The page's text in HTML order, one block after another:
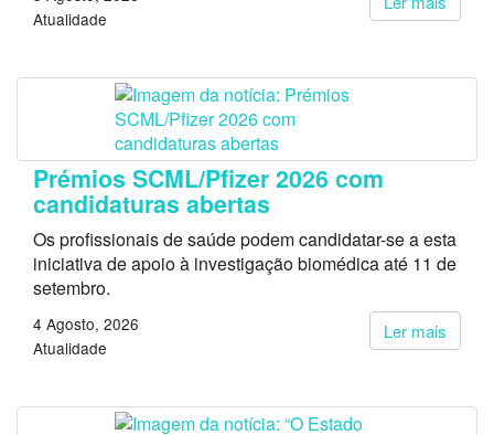
Atualidade
Prémios SCML/Pfizer 2026 com
candidaturas abertas
Os profissionais de saúde podem candidatar-se a esta
iniciativa de apoio à investigação biomédica até 11 de
setembro.
Ler mais
4 Agosto, 2026
Atualidade